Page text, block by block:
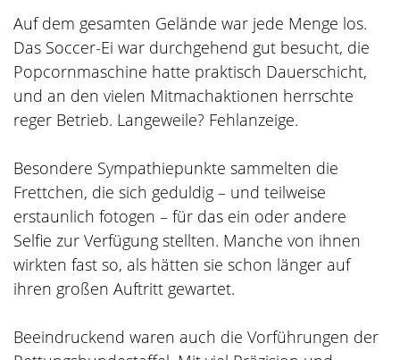
Auf dem gesamten Gelände war jede Menge los.
Das Soccer-Ei war durchgehend gut besucht, die
Popcornmaschine hatte praktisch Dauerschicht,
und an den vielen Mitmachaktionen herrschte
reger Betrieb. Langeweile? Fehlanzeige.
Besondere Sympathiepunkte sammelten die
Frettchen, die sich geduldig – und teilweise
erstaunlich fotogen – für das ein oder andere
Selfie zur Verfügung stellten. Manche von ihnen
wirkten fast so, als hätten sie schon länger auf
ihren großen Auftritt gewartet.
Beeindruckend waren auch die Vorführungen der